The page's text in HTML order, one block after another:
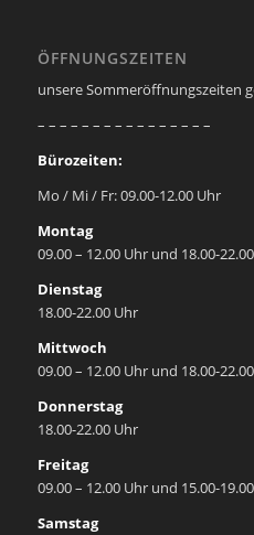
ÖFFNUNGSZEITEN
unsere Sommeröffnungszeiten
– – – – – – – – – – – – – – – –
Bürozeiten:
Mo / Mi / Fr: 09.00-12.00 Uhr
Montag
09.00 – 12.00 Uhr und 18.00-
Dienstag
18.00-22.00 Uhr
Mittwoch
09.00 – 12.00 Uhr und 18.00-
Donnerstag
18.00-22.00 Uhr
Freitag
09.00 – 12.00 Uhr und 15.00-
Samstag